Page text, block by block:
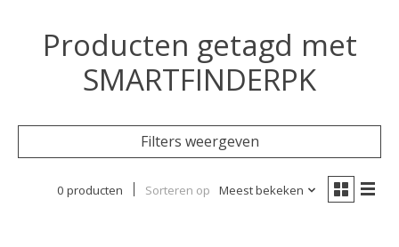
Producten getagd met
SMARTFINDERPK
Filters weergeven
0 producten Sorteren op Meest bekeken